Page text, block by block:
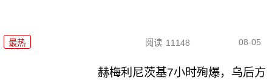
最热 阅读 11148 08-05
赫梅利尼茨基7小时殉爆，乌后方